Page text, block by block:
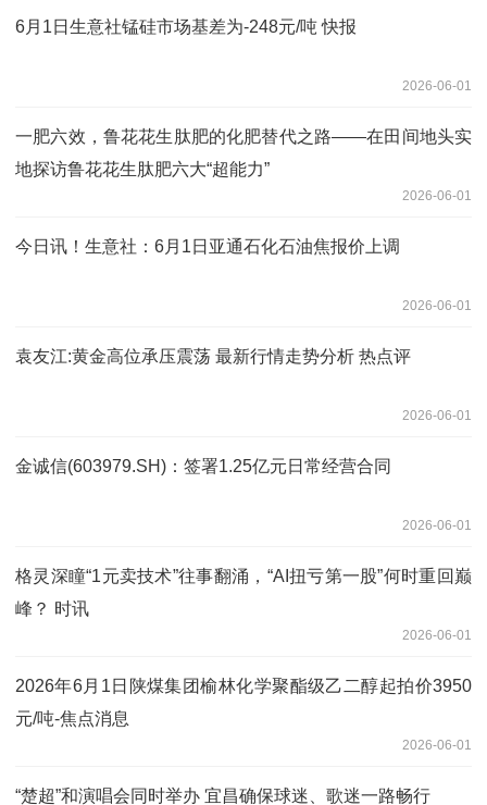
6月1日生意社锰硅市场基差为-248元/吨 快报
2026-06-01
一肥六效，鲁花花生肽肥的化肥替代之路——在田间地头实
地探访鲁花花生肽肥六大“超能力”
2026-06-01
今日讯！生意社：6月1日亚通石化石油焦报价上调
2026-06-01
袁友江:黄金高位承压震荡 最新行情走势分析 热点评
2026-06-01
金诚信(603979.SH)：签署1.25亿元日常经营合同
2026-06-01
格灵深瞳“1元卖技术”往事翻涌，“AI扭亏第一股”何时重回巅
峰？ 时讯
2026-06-01
2026年6月1日陕煤集团榆林化学聚酯级乙二醇起拍价3950
元/吨-焦点消息
2026-06-01
“楚超”和演唱会同时举办 宜昌确保球迷、歌迷一路畅行